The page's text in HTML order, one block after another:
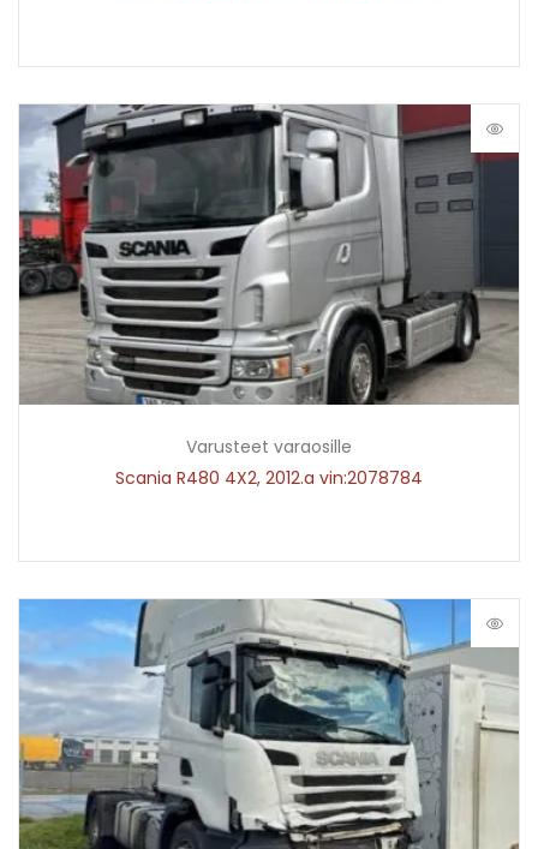
Varusteet varaosille
Scania R480 4X2, 2012.a vin:2078784